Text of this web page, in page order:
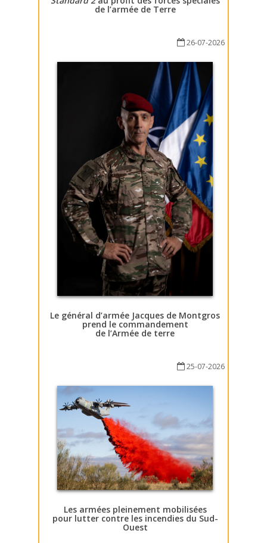
de l’armée de Terre
26-07-2026
Le général d’armée Jacques de Montgros
prend le commandement
de l’Armée de terre
25-07-2026
Les armées pleinement mobilisées
pour lutter contre les incendies du Sud-
Ouest